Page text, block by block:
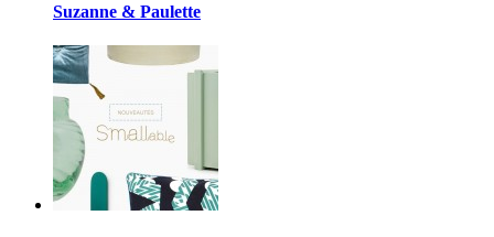
Suzanne & Paulette